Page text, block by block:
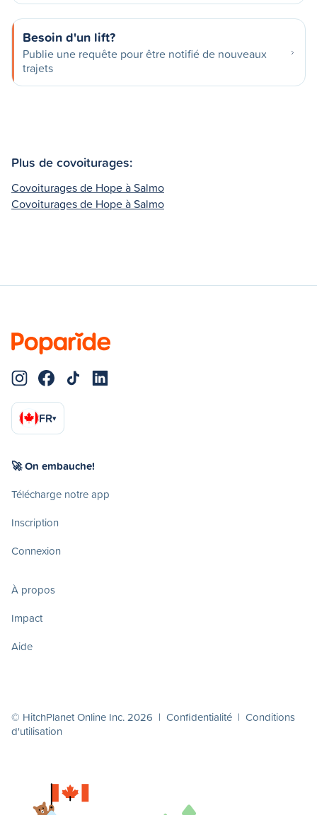
Besoin d'un lift?
Publie une requête pour être notifié de nouveaux
trajets
Plus de covoiturages:
Covoiturages de Hope à Salmo
Covoiturages de Hope à Salmo
FR▾
🚀 On embauche!
Télécharge notre app
Inscription
Connexion
À propos
Impact
Aide
© HitchPlanet Online Inc. 2026 | Confidentialité | Conditions
d'utilisation